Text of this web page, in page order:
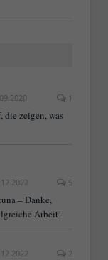
1
die zeigen, was
5
– Danke,
Arbeit!
2